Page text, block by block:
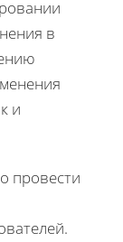
в
и
провести